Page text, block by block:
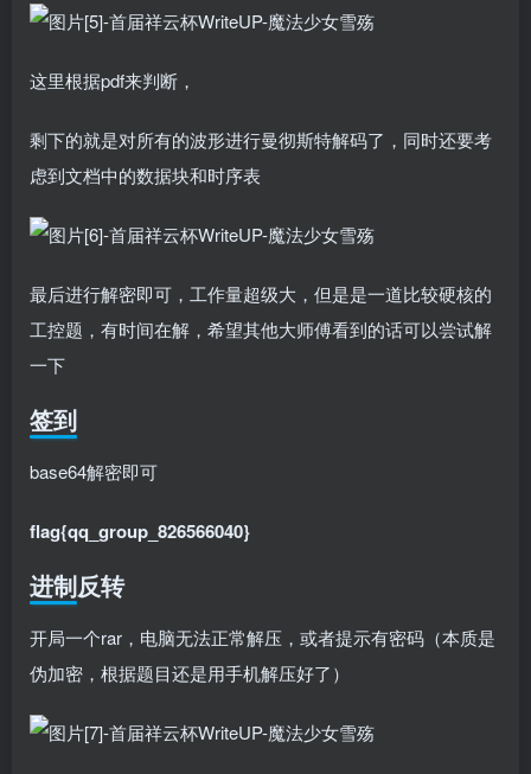
这里根据pdf来判断，
剩下的就是对所有的波形进行曼彻斯特解码了，同时还要考
虑到文档中的数据块和时序表
最后进行解密即可，工作量超级大，但是是一道比较硬核的
工控题，有时间在解，希望其他大师傅看到的话可以尝试解
一下
签到
base64解密即可
flag{qq_group_826566040}
进制反转
开局一个rar，电脑无法正常解压，或者提示有密码（本质是
伪加密，根据题目还是用手机解压好了）